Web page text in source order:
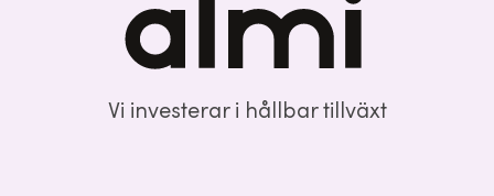
Vi investerar i hållbar tillväxt